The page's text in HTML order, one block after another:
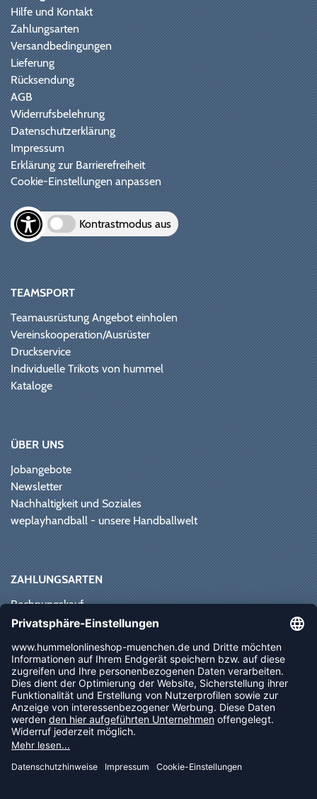
Hilfe und Kontakt
Zahlungsarten
Versandbedingungen
Lieferung
Rücksendung
AGB
Widerrufsbelehrung
Datenschutzerklärung
Impressum
Erklärung zur Barrierefreiheit
Cookie-Einstellungen anpassen
Kontrastmodus aus
TEAMSPORT
Teamausrüstung Angebot einholen
Vereinskooperation/Ausrüster
Druckservice
Individuelle Trikots von hummel
Kataloge
ÜBER UNS
Jobangebote
Newsletter
Nachhaltigkeit und Soziales
weplayhandball - unsere Handballwelt
ZAHLUNGSARTEN
Rechnungskauf
Paypal
Vorkasse
Sofortüberweisung
NEWSLETTER